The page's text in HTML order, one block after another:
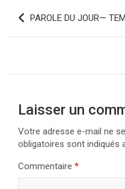
Navigation
de
PAROLE DU JOUR—
Laisser un
Votre adresse e-mail ne
obligatoires sont indiqués
Commentaire *